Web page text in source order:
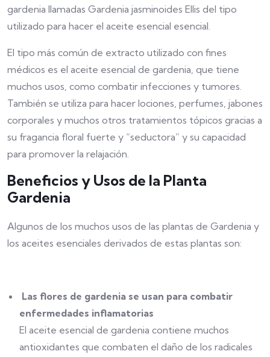
gardenia llamadas Gardenia jasminoides Ellis del tipo
utilizado para hacer el aceite esencial esencial.
El tipo más común de extracto utilizado con fines
médicos es el aceite esencial de gardenia, que tiene
muchos usos, como combatir infecciones y tumores.
También se utiliza para hacer lociones, perfumes, jabones
corporales y muchos otros tratamientos tópicos gracias a
su fragancia floral fuerte y “seductora” y su capacidad
para promover la relajación.
Beneficios y Usos de la Planta
Gardenia
Algunos de los muchos usos de las plantas de Gardenia y
los aceites esenciales derivados de estas plantas son:
Las flores de gardenia se usan para combatir
enfermedades inflamatorias
El aceite esencial de gardenia contiene muchos
antioxidantes que combaten el daño de los radicales